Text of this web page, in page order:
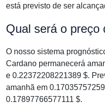
está previsto de ser
Qual será o preço
O nosso sistema
Cardano permanecerá
e 0.22372208221389 $.
amanhã em
0.17897766577111 $.